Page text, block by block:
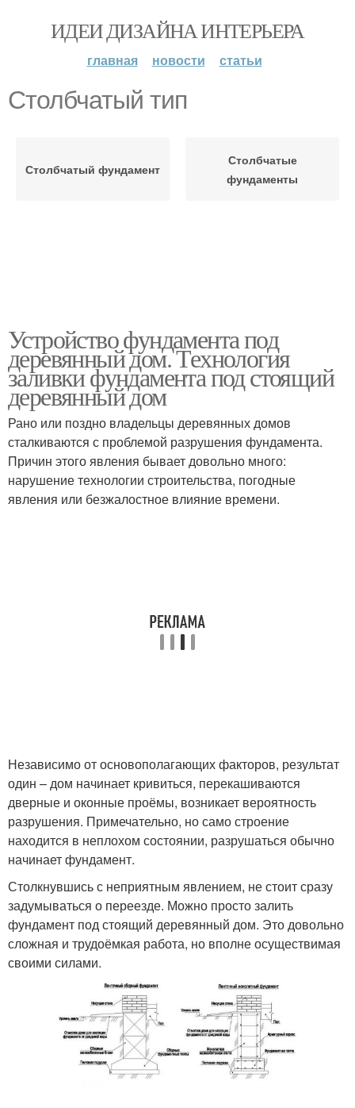
ИДЕИ ДИЗАЙНА ИНТЕРЬЕРА
главная новости статьи
Столбчатый тип
Столбчатый фундамент
Столбчатые
фундаменты
Устройство фундамента под
деревянный дом. Технология
заливки фундамента под стоящий
деревянный дом
Рано или поздно владельцы деревянных домов
сталкиваются с проблемой разрушения фундамента.
Причин этого явления бывает довольно много:
нарушение технологии строительства, погодные
явления или безжалостное влияние времени.
Независимо от основополагающих факторов, результат
один – дом начинает кривиться, перекашиваются
дверные и оконные проёмы, возникает вероятность
разрушения. Примечательно, но само строение
находится в неплохом состоянии, разрушаться обычно
начинает фундамент.
Столкнувшись с неприятным явлением, не стоит сразу
задумываться о переезде. Можно просто залить
фундамент под стоящий деревянный дом. Это довольно
сложная и трудоёмкая работа, но вполне осуществимая
своими силами.